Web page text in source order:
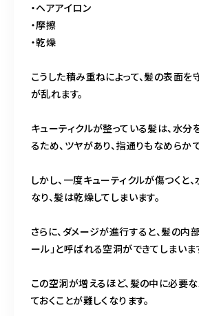
・ヘアアイロン
・摩擦
・乾燥
こうした積み重ねによって、髪の表面を
が乱れます。
キューティクルが整っている髪は、水分
るため、ツヤがあり、指通りもなめらかで
しかし、一度キューティクルが傷つくと
なり、髪は乾燥してしまいます。
さらに、ダメージが進行すると、髪の内
ール」と呼ばれる空洞ができてしまいま
この空洞が増えるほど、髪の中に必要
ておくことが難しくなります。